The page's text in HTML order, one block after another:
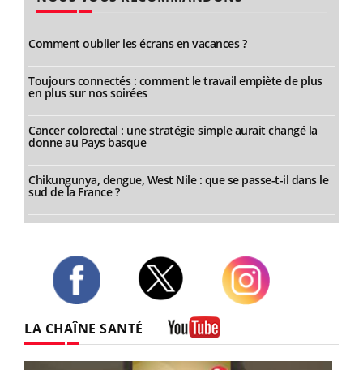
Comment oublier les écrans en vacances ?
Toujours connectés : comment le travail empiète de plus
en plus sur nos soirées
Cancer colorectal : une stratégie simple aurait changé la
donne au Pays basque
Chikungunya, dengue, West Nile : que se passe-t-il dans le
sud de la France ?
LA CHAÎNE SANTÉ